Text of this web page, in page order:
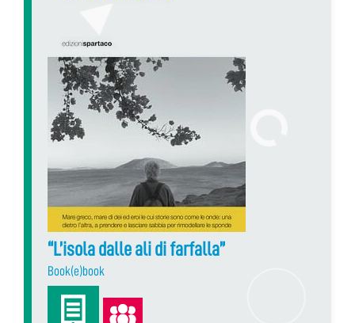
“L’isola dalle ali di farfalla”
Book(e)book